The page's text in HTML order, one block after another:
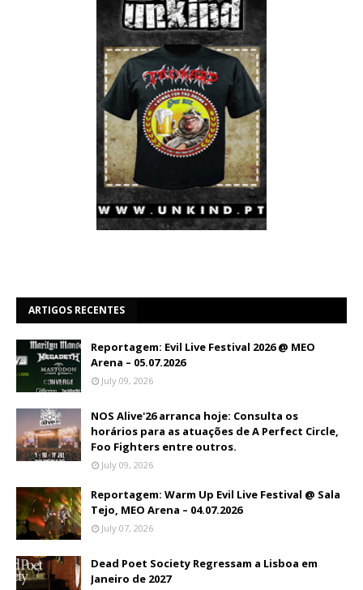
ARTIGOS RECENTES
Reportagem: Evil Live Festival 2026 @ MEO
Arena – 05.07.2026
July 09, 2026
NOS Alive'26 arranca hoje: Consulta os
horários para as atuações de A Perfect Circle,
Foo Fighters entre outros.
July 09, 2026
Reportagem: Warm Up Evil Live Festival @ Sala
Tejo, MEO Arena – 04.07.2026
July 07, 2026
Dead Poet Society Regressam a Lisboa em
Janeiro de 2027